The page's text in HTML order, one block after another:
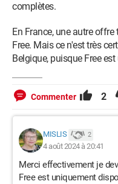
complètes.
En France, une autre offre
Free. Mais ce n'est très
Belgique, puisque Free
Commenter 2
MISLIS 2
4 août 2024 à 20:41
Merci effectivement je
Free est uniquement